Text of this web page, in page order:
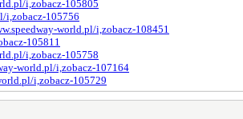
i,zobacz-105805
i,zobacz-105756
world.pl/i,zobacz-108451
105811
i,zobacz-105758
world.pl/i,zobacz-107164
i,zobacz-105729